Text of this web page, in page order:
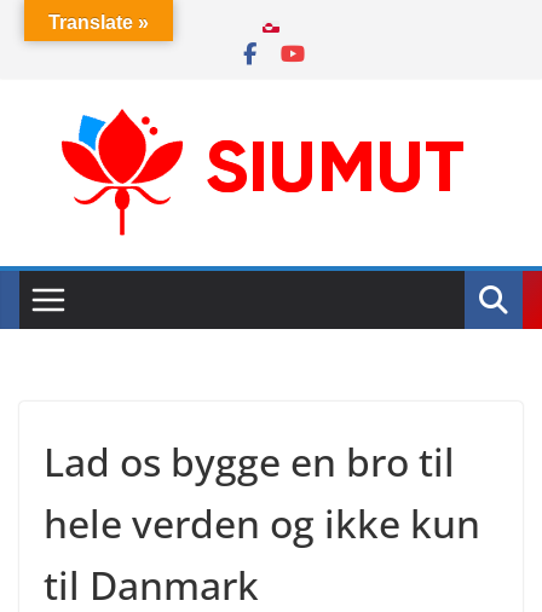
Lad os bygge en bro til
hele verden og ikke kun
til Danmark
Translate »